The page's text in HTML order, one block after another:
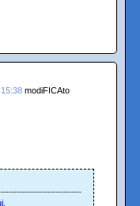
modiFICAto